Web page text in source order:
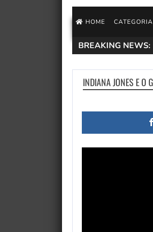
HOME
BREAKING NEWS:
INDIANA JONES E O